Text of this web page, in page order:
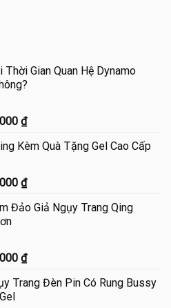
₫.
Gian Quan Hệ Dynamo
₫.
₫Giá
tại
445,000 ₫.
Kèm Quà Tặng Gel Cao Cấp
₫.
₫Giá
tại
Đảo Giả Ngụy Trang Qing
₫.
₫Giá
tại
Trang Đèn Pin Có Rung Bussy